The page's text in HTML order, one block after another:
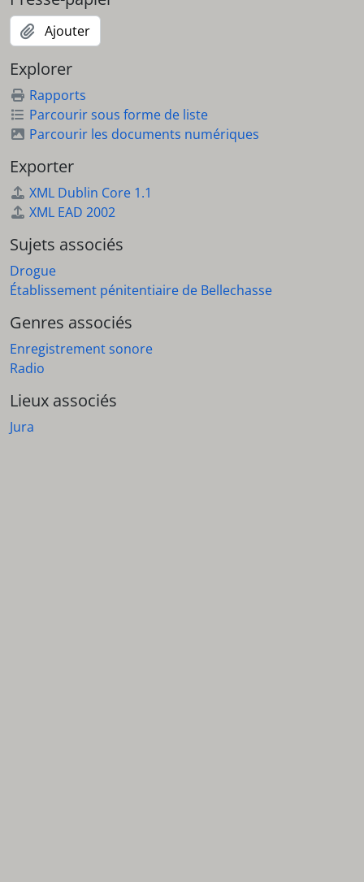
Ajouter
Explorer
Rapports
Parcourir sous forme de liste
Parcourir les documents numériques
Exporter
XML Dublin Core 1.1
XML EAD 2002
Sujets associés
Drogue
Établissement pénitentiaire de Bellechasse
Genres associés
Enregistrement sonore
Radio
Lieux associés
Jura